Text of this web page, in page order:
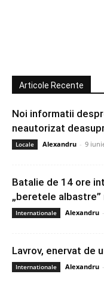
Articole Recente
Noi informatii
neautorizat
Locale Alexandru - 9
Batalie de 14 ore
„beretele albastre”
Internationale Alexandru -
Lavrov, enervat de
Internationale Alexandru -